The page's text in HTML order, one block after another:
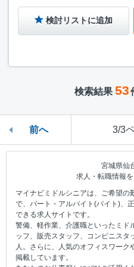
検討リストに追加
検索結果 53
前へ 3/3
宮城県仙
求人・転職情報
マイナビミドルシニアは、ご希望
で、パート・アルバイト(バイト)、
できる求人サイトです。
警備、軽作業、介護職といったミド
ッフ、販売スタッフ、コンビニス
人。さらに、人気のオフィスワーク
掲載しています。